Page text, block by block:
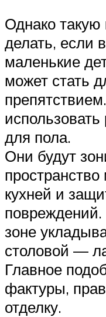
Однако такую
делать, если
маленькие
может стать
для пола.
Они будут
кухней и
повреждений.
зоне
столовой —
Главное
фактуры,
отделку.